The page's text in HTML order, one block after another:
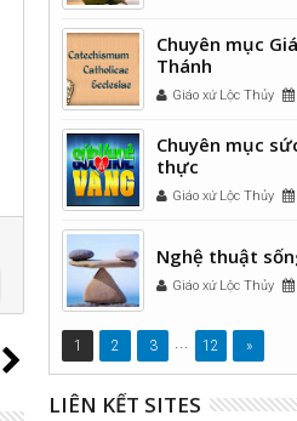
Chuyên mục
Thánh
Giáo xứ Lộc Thủy
Chuyên mục
thực
Giáo xứ Lộc Thủy
Nghệ thuật
Giáo xứ Lộc Thủy
1 2 3 ... 12 »
LIÊN KẾT SITES